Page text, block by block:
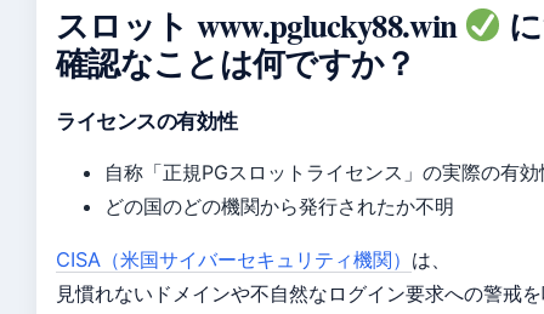
スロット www.pglucky88.win
確認なことは何ですか？
ライセンスの有効性
自称「正規PGスロットライセンス」の実際の有
どの国のどの機関から発行されたか不明
CISA（米国サイバーセキュリティ機関） は、
見慣れないドメインや不自然なログイン要求への警戒